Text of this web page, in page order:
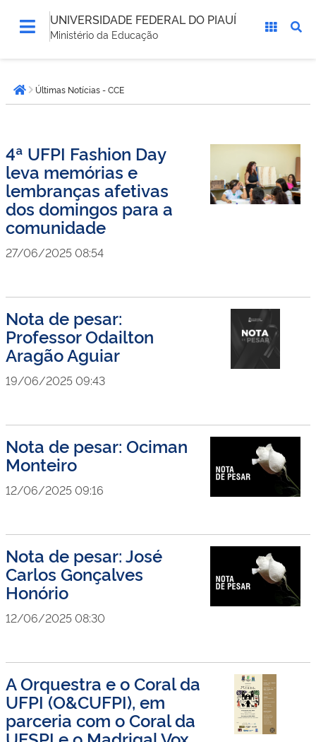
UNIVERSIDADE FEDERAL DO PIAUÍ
Ministério da Educação
está
aqui:Página inicial
Últimas Notícias - CCE
4ª UFPI Fashion Day
leva memórias e
lembranças afetivas
dos domingos para a
comunidade
27/06/2025 08:54
Nota de pesar:
Professor Odailton
Aragão Aguiar
19/06/2025 09:43
Nota de pesar: Ociman
Monteiro
12/06/2025 09:16
Nota de pesar: José
Carlos Gonçalves
Honório
12/06/2025 08:30
A Orquestra e o Coral da
UFPI (O&CUFPI), em
parceria com o Coral da